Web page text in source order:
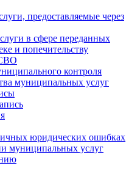
предоставляемые через
в сфере переданных
и попечительству
контроля
муниципальных услуг
юридических ошибках
муниципальных услуг